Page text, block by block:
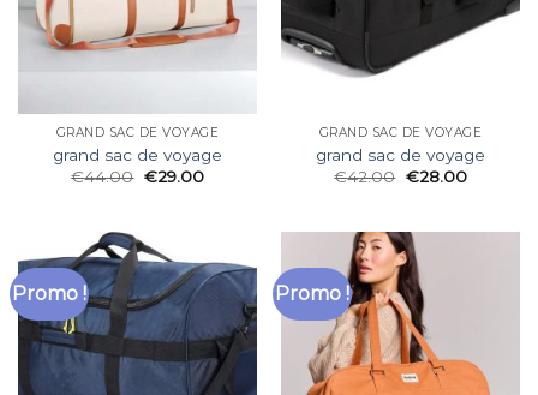
GRAND SAC DE VOYAGE
grand sac de voyage
€44.00 €29.00
GRAND SAC DE VOYAGE
grand sac de voyage
€42.00 €28.00
Promo ! Promo !